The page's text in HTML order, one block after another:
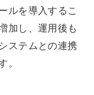
ルを導入するこ
加し、運用後も
ステムとの連携
。